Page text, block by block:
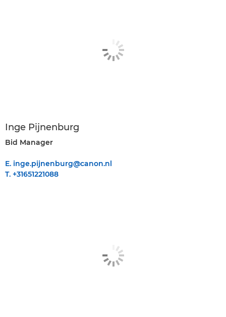
Inge Pijnenburg
Bid Manager
E. inge.pijnenburg@canon.nl
T. +31651221088